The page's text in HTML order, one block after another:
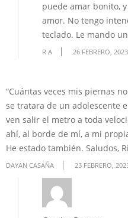
puede amar bonito,
amor. No tengo
teclado. Le mando
R A 26 FEBRERO, 2023
“Cuántas veces mis piernas
se tratara de un adolescente
ven salir el metro a toda
ahí, al borde de mí, a mi
He estado también. Saludos,
DAYAN CASAÑA 23 FEBRERO,